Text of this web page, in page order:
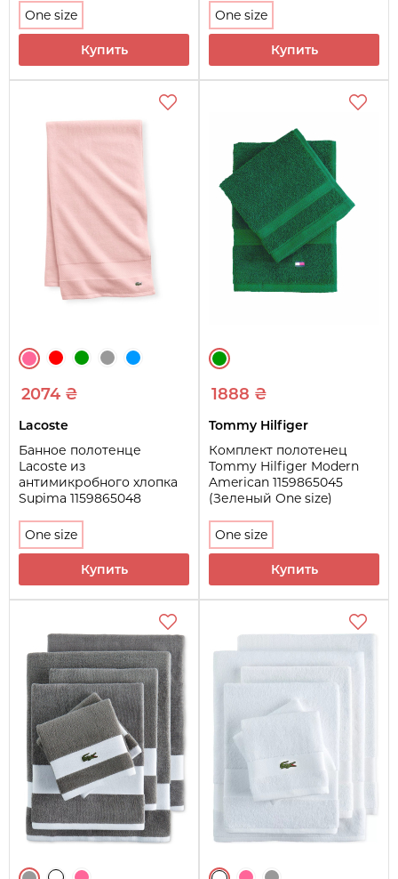
One size
Купить
One size
Купить
2074 ₴
Lacoste
Банное полотенце
Lacoste из
антимикробного хлопка
Supima 1159865048
One size
Купить
1888 ₴
Tommy Hilfiger
Комплект полотенец
Tommy Hilfiger Modern
American 1159865045
(Зеленый One size)
One size
Купить